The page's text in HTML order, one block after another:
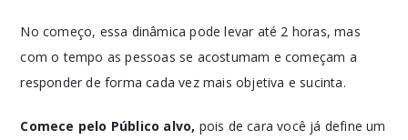
No começo, essa dinâmica pode levar até 2 horas, mas
com o tempo as pessoas se acostumam e começam a
responder de forma cada vez mais objetiva e sucinta.
Comece pelo Público alvo, pois de cara você já define um